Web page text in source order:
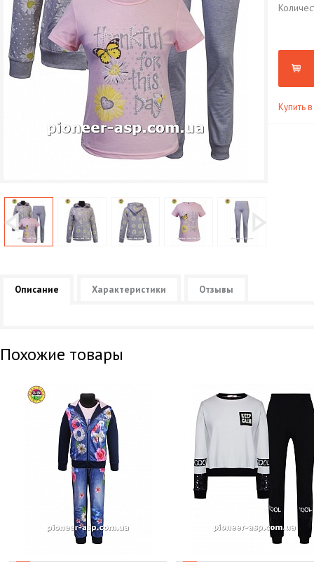
Купить
Описание Характеристики Отзывы
Похожие товары